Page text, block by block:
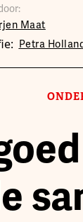
Maat
Petra Holland